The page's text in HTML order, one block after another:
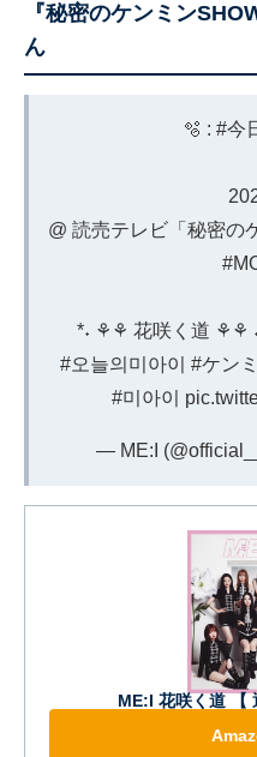
『秘密のケンミン
ん
🫧 : #今
@ 読売テレビ「秘密の
*˖ ⚘⚘ 花咲く道 ⚘⚘
#오늘의미아이
#ケン
#미아이
— ME:I
ME:I 花咲く道 【